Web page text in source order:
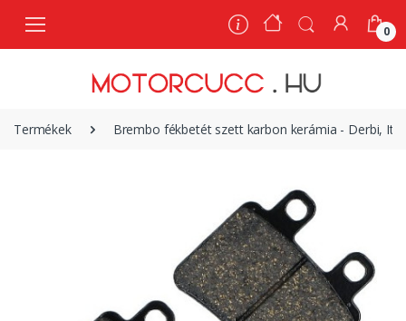
0
Termékek Brembo fékbetét szett karbon kerámia - Derbi,
0